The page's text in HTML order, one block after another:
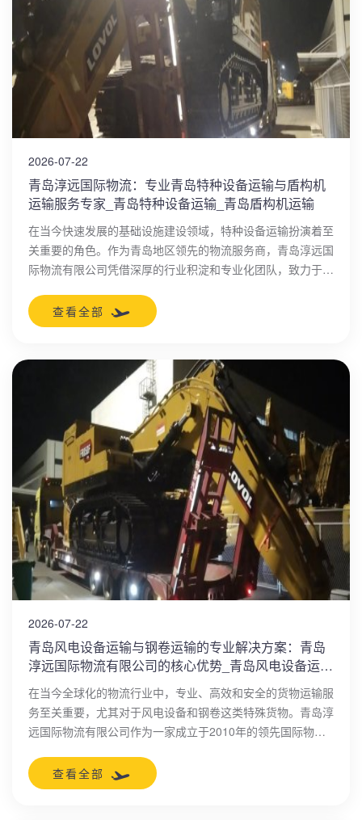
2026-07-22
青岛淳远国际物流：专业青岛特种设备运输与盾构机
运输服务专家_青岛特种设备运输_青岛盾构机运输
在当今快速发展的基础设施建设领域，特种设备运输扮演着至
关重要的角色。作为青岛地区领先的物流服务商，青岛淳远国
际物流有限公司凭借深厚的行业积淀和专业化团队，致力于为
查看全部
2026-07-22
青岛风电设备运输与钢卷运输的专业解决方案：青岛
淳远国际物流有限公司的核心优势_青岛风电设备运输
_青岛钢卷运输
在当今全球化的物流行业中，专业、高效和安全的货物运输服
务至关重要，尤其对于风电设备和钢卷这类特殊货物。青岛淳
远国际物流有限公司作为一家成立于2010年的领先国际物流
多年行业积淀，专注于提供定制化物流解决方案。
查看全部